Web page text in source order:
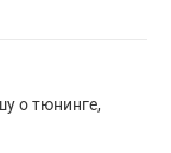
о тюнинге,